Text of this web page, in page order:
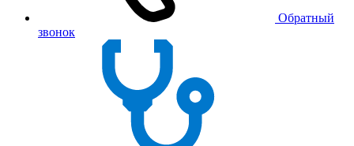
Обратный
звонок